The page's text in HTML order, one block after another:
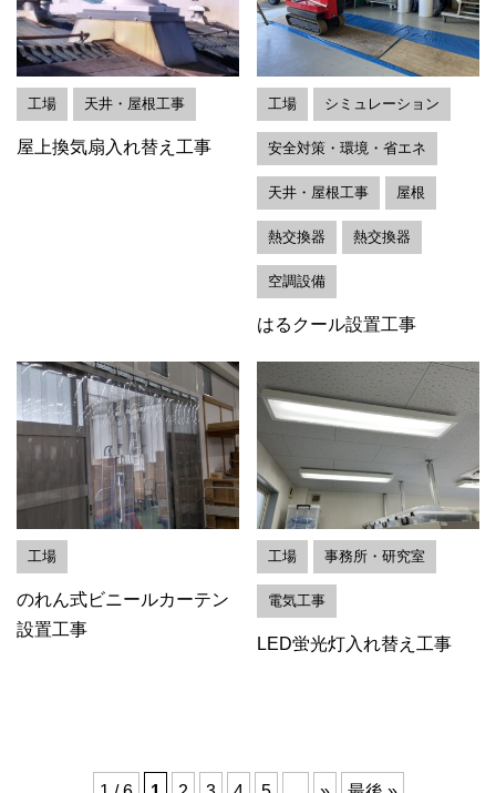
工場 天井・屋根工事
屋上換気扇入れ替え工事
工場 シミュレーション
安全対策・環境・省エネ
天井・屋根工事 屋根
熱交換器 熱交換器
空調設備
はるクール設置工事
工場
のれん式ビニールカーテン
設置工事
工場 事務所・研究室
電気工事
LED蛍光灯入れ替え工事